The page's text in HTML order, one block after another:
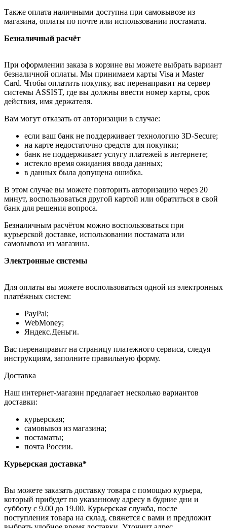
Также оплата наличными доступна при самовывозе из
магазина, оплаты по почте или использовании постамата.
Безналичный расчёт
При оформлении заказа в корзине вы можете выбрать вариант
безналичной оплаты. Мы принимаем карты Visa и Master
Card. Чтобы оплатить покупку, вас перенаправит на сервер
системы ASSIST, где вы должны ввести номер карты, срок
действия, имя держателя.
Вам могут отказать от авторизации в случае:
если ваш банк не поддерживает технологию 3D-Secure;
на карте недостаточно средств для покупки;
банк не поддерживает услугу платежей в интернете;
истекло время ожидания ввода данных;
в данных была допущена ошибка.
В этом случае вы можете повторить авторизацию через 20
минут, воспользоваться другой картой или обратиться в свой
банк для решения вопроса.
Безналичным расчётом можно воспользоваться при
курьерской доставке, использовании постамата или
самовывоза из магазина.
Электронные системы
Для оплаты вы можете воспользоваться одной из электронных
платёжных систем:
PayPal;
WebMoney;
Яндекс.Деньги.
Вас перенаправит на страницу платежного сервиса, следуя
инструкциям, заполните правильную форму.
Доставка
Наш интернет-магазин предлагает несколько вариантов
доставки:
курьерская;
самовывоз из магазина;
постаматы;
почта России.
Курьерская доставка*
Вы можете заказать доставку товара с помощью курьера,
который прибудет по указанному адресу в будние дни и
субботу с 9.00 до 19.00. Курьерская служба, после
поступления товара на склад, свяжется с вами и предложит